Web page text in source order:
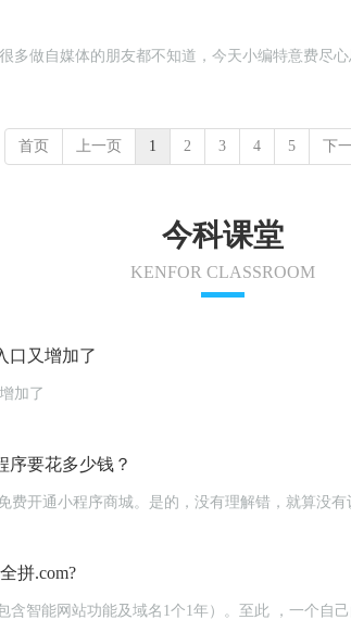
多做自媒体的朋友都不知道，今天小编特意费尽
首页 上一页 1 2 3 4 5 下
今科课堂
KENFOR CLASSROOM
口又增加了
加了
序要花多少钱？
费开通小程序商城。是的，没有理解错，就算没
拼.com?
含智能网站功能及域名1个1年）。至此 ，一个